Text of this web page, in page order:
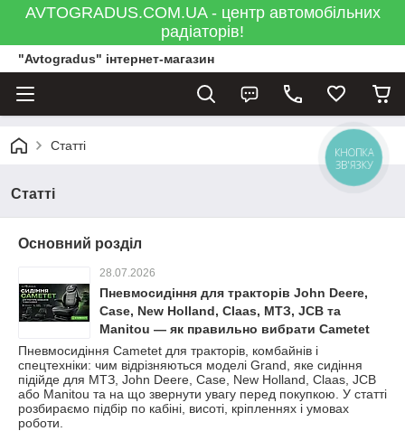
AVTOGRADUS.COM.UA - центр автомобільних
радіаторів!
"Avtogradus" інтернет-магазин
Статті
Статті
Основний розділ
28.07.2026
Пневмосидіння для тракторів John Deere,
Case, New Holland, Claas, МТЗ, JCB та
Manitou — як правильно вибрати Cametet
Пневмосидіння Cametet для тракторів, комбайнів і
спецтехніки: чим відрізняються моделі Grand, яке сидіння
підійде для МТЗ, John Deere, Case, New Holland, Claas, JCB
або Manitou та на що звернути увагу перед покупкою. У статті
розбираємо підбір по кабіні, висоті, кріпленнях і умовах
роботи.
КНОПКА
ЗВ'ЯЗКУ